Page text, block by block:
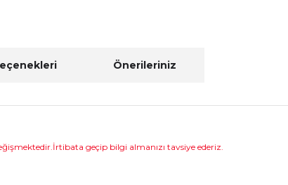
Önerileriniz
geçip bilgi almanızı tavsiye ederiz.